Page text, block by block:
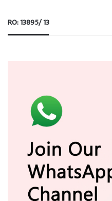
RO: 13895/ 13